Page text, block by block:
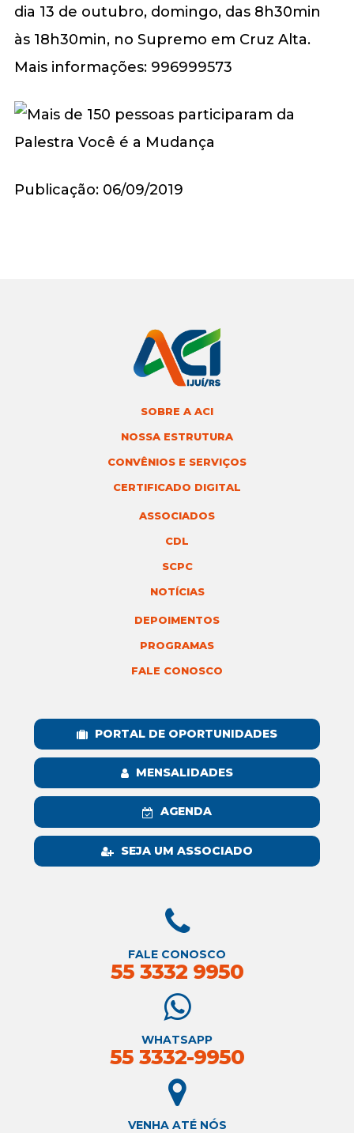
dia 13 de outubro, domingo, das 8h30min
às 18h30min, no Supremo em Cruz Alta.
Mais informações: 996999573
Publicação: 06/09/2019
SOBRE A ACI
NOSSA ESTRUTURA
CONVÊNIOS E SERVIÇOS
CERTIFICADO DIGITAL
ASSOCIADOS
CDL
SCPC
NOTÍCIAS
DEPOIMENTOS
PROGRAMAS
FALE CONOSCO
PORTAL DE OPORTUNIDADES
MENSALIDADES
AGENDA
SEJA UM ASSOCIADO
FALE CONOSCO
55 3332 9950
WHATSAPP
55 3332-9950
VENHA ATÉ NÓS